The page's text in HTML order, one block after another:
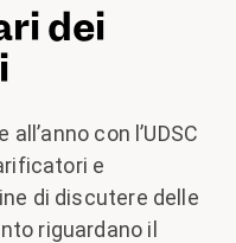
dei
con l’UDSC
e
di discutere delle
riguardano il